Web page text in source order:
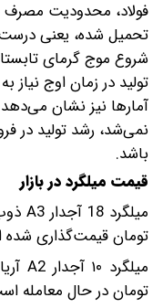
تحمیل شده، یعنی
شروع موج گرمای
تولید در زمان اوج نیاز
آمارها نیز نشان
نمی‌شد، رشد تولید در
باشد.
قیمت میلگرد در بازار
تومان قیمت‌گذاری
تومان در حال معامله